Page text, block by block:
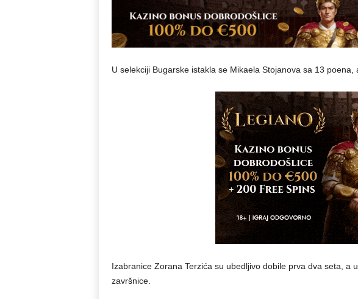
U selekciji Bugarske istakla se Mikaela Stojanova sa 13 poena,
Izabranice Zorana Terzića su ubedljivo dobile prva dva seta, a
završnice.